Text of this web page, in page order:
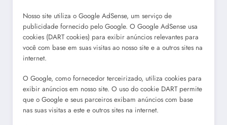
Nosso site utiliza o Google AdSense, um serviço de
publicidade fornecido pelo Google. O Google AdSense usa
cookies (DART cookies) para exibir anúncios relevantes para
você com base em suas visitas ao nosso site e a outros sites na
internet.
O Google, como fornecedor terceirizado, utiliza cookies para
exibir anúncios em nosso site. O uso do cookie DART permite
que o Google e seus parceiros exibam anúncios com base
nas suas visitas a este e outros sites na internet.